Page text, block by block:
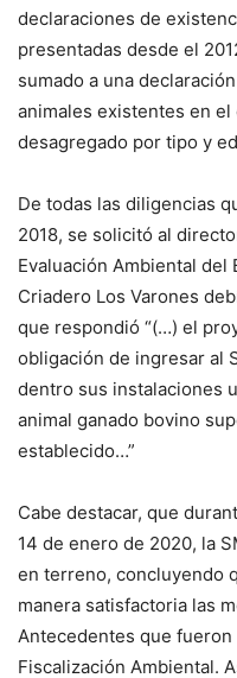
declaraciones de
presentadas desde el
sumado a una
animales existentes en el
desagregado por tipo y
De todas las diligencias
2018, se solicitó al
Evaluación Ambiental
Criadero Los Varones
que respondió “(…) el
obligación de ingresar al
dentro sus instalaciones
animal ganado bovino
establecido…”
Cabe destacar, que
14 de enero de 2020, la
en terreno, concluyendo
manera satisfactoria las
Antecedentes que
Fiscalización Ambiental.